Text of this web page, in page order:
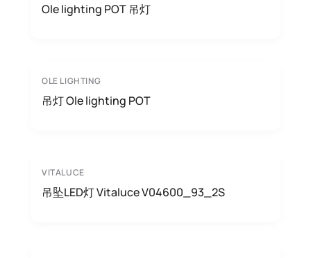
Ole lighting POT 吊灯
OLE LIGHTING
吊灯 Ole lighting POT
VITALUCE
吊坠LED灯 Vitaluce V04600_93_2S